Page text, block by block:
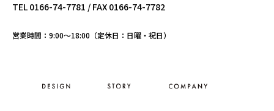
TEL 0166-74-7781 / FAX 0166-74-7782
営業時間：9:00〜18:00（定休日：日曜・祝日）